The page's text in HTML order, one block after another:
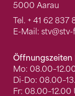
5000 Aarau
Tel. + 41 62 837
E-Mail: stv
Öffnungszeiten
Mo:
Di-Do:
Fr: 08.00–12.00